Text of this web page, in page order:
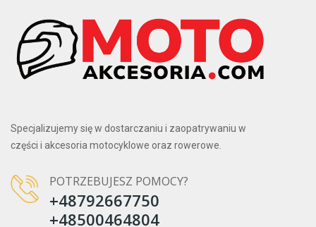
Specjalizujemy się w dostarczaniu i zaopatrywaniu w
części i akcesoria motocyklowe oraz rowerowe.
POTRZEBUJESZ POMOCY?
+48792667750
+48500464804